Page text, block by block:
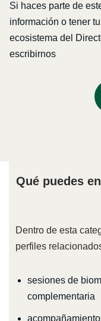
Si haces parte de
información o tener
ecosistema del
escribirnos
Qué puedes
Dentro de esta
perfiles
sesiones de
complementaria